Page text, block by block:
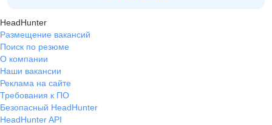
HeadHunter
Размещение вакансий
Поиск по резюме
О компании
Наши вакансии
Реклама на сайте
Требования к ПО
Безопасный HeadHunter
HeadHunter API